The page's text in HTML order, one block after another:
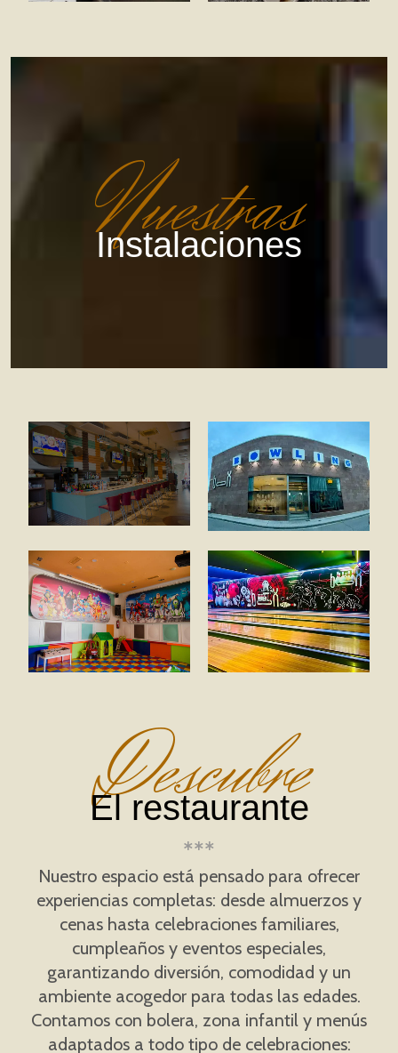
Nuestras
Instalaciones
Descubre
El restaurante
Nuestro espacio está pensado para ofrecer
experiencias completas: desde almuerzos y
cenas hasta celebraciones familiares,
cumpleaños y eventos especiales,
garantizando diversión, comodidad y un
ambiente acogedor para todas las edades.
Contamos con bolera, zona infantil y menús
adaptados a todo tipo de celebraciones: